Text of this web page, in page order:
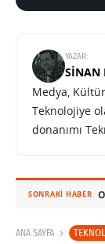
YAZAR:
SINAN
Medya,
Teknolojiye
donanımı
SONRAKI HABER
ANA SAYFA